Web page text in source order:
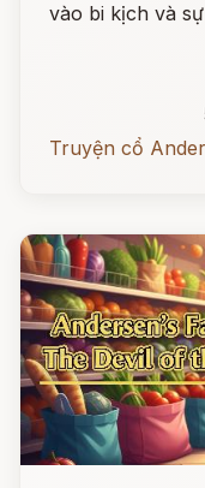
vào bi kịch và
Truyện cổ